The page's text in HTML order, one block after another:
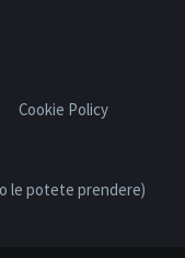
Cookie Policy
le potete prendere)